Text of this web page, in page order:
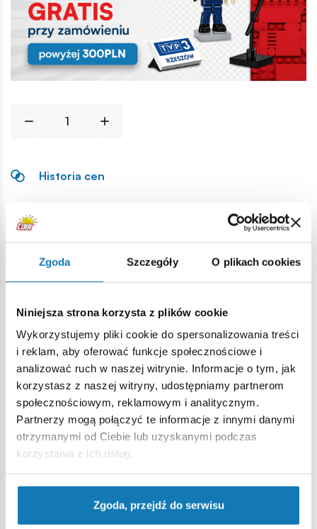
Zgoda Szczegóły O plikach cookies
Niniejsza strona korzysta z plików cookie
Wykorzystujemy pliki cookie do spersonalizowania treści
i reklam, aby oferować funkcje społecznościowe i
analizować ruch w naszej witrynie. Informacje o tym, jak
korzystasz z naszej witryny, udostępniamy partnerom
społecznościowym, reklamowym i analitycznym.
Partnerzy mogą połączyć te informacje z innymi danymi
otrzymanymi od Ciebie lub uzyskanymi podczas
korzystania z ich usług.
Zgoda, przejdź do serwisu
Historia cen
Opis
Lokalizacja produktu:
Ostrzeżenie
Nieodpowiednie dla dzieci w wieku poniżej 3 lat. Zawiera
małe części, które mogą zostać połknięte lub wchłonięte
(ryzyko zadławienia). Zalecamy zachowanie opakowania w
celach informacyjnych. Zachowuje się prawo do zmiany
kolorów i szczegółów technicznych.
Bestsellery w kategorii